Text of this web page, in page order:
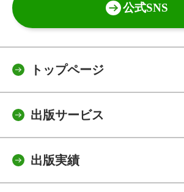
公式SNS
トップページ
出版サービス
出版実績